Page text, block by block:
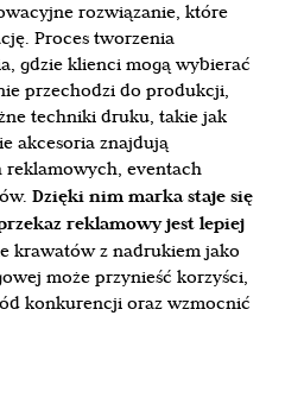
rozwiązanie, które
Proces tworzenia
gdzie klienci mogą wybierać
przechodzi do produkcji,
techniki druku, takie jak
akcesoria znajdują
reklamowych, eventach
Dzięki nim marka staje się
reklamowy jest lepiej
krawatów z nadrukiem jako
może przynieść korzyści,
konkurencji oraz wzmocnić